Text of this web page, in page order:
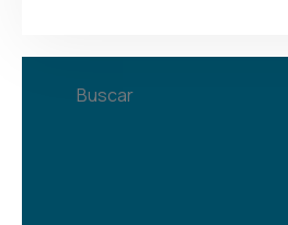
Buscar